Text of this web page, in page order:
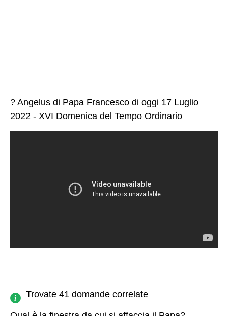
? Angelus di Papa Francesco di oggi 17 Luglio
2022 - XVI Domenica del Tempo Ordinario
Trovate 41 domande correlate